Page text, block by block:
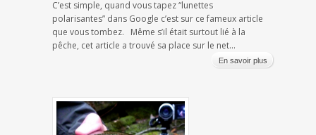
C’est simple, quand vous tapez “lunettes
polarisantes” dans Google c’est sur ce fameux article
que vous tombez. Même s’il était surtout lié à la
pêche, cet article a trouvé sa place sur le net...
En savoir plus